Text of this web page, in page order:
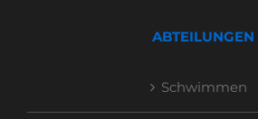
ABTEILUNGEN
Schwimmen